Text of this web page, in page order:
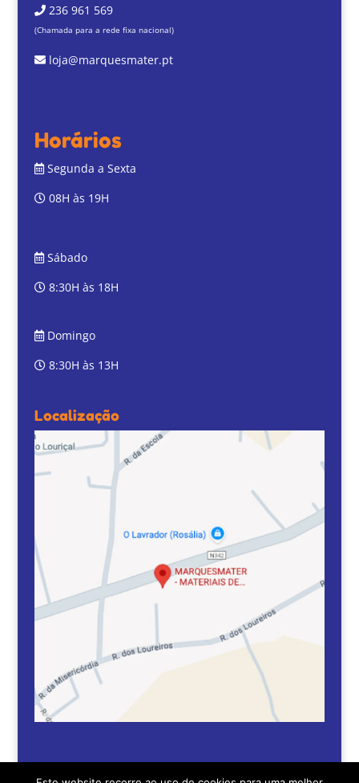
236 961 569
(Chamada para a rede fixa nacional)
loja@marquesmater.pt
Horários
Segunda a Sexta
08H às 19H
Sábado
8:30H às 18H
Domingo
8:30H às 13H
Localização